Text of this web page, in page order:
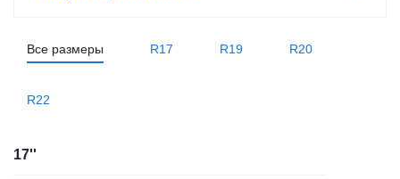
Все размеры R17 R19 R20
R22
17''